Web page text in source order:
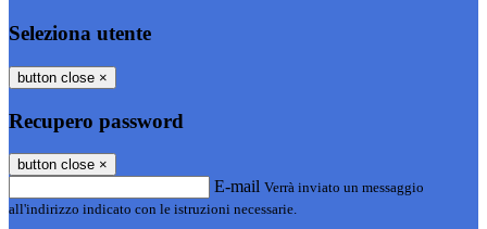
Seleziona utente
button close ×
Recupero password
button close ×
E-mail Verrà inviato un messaggio
all'indirizzo indicato con le istruzioni necessarie.